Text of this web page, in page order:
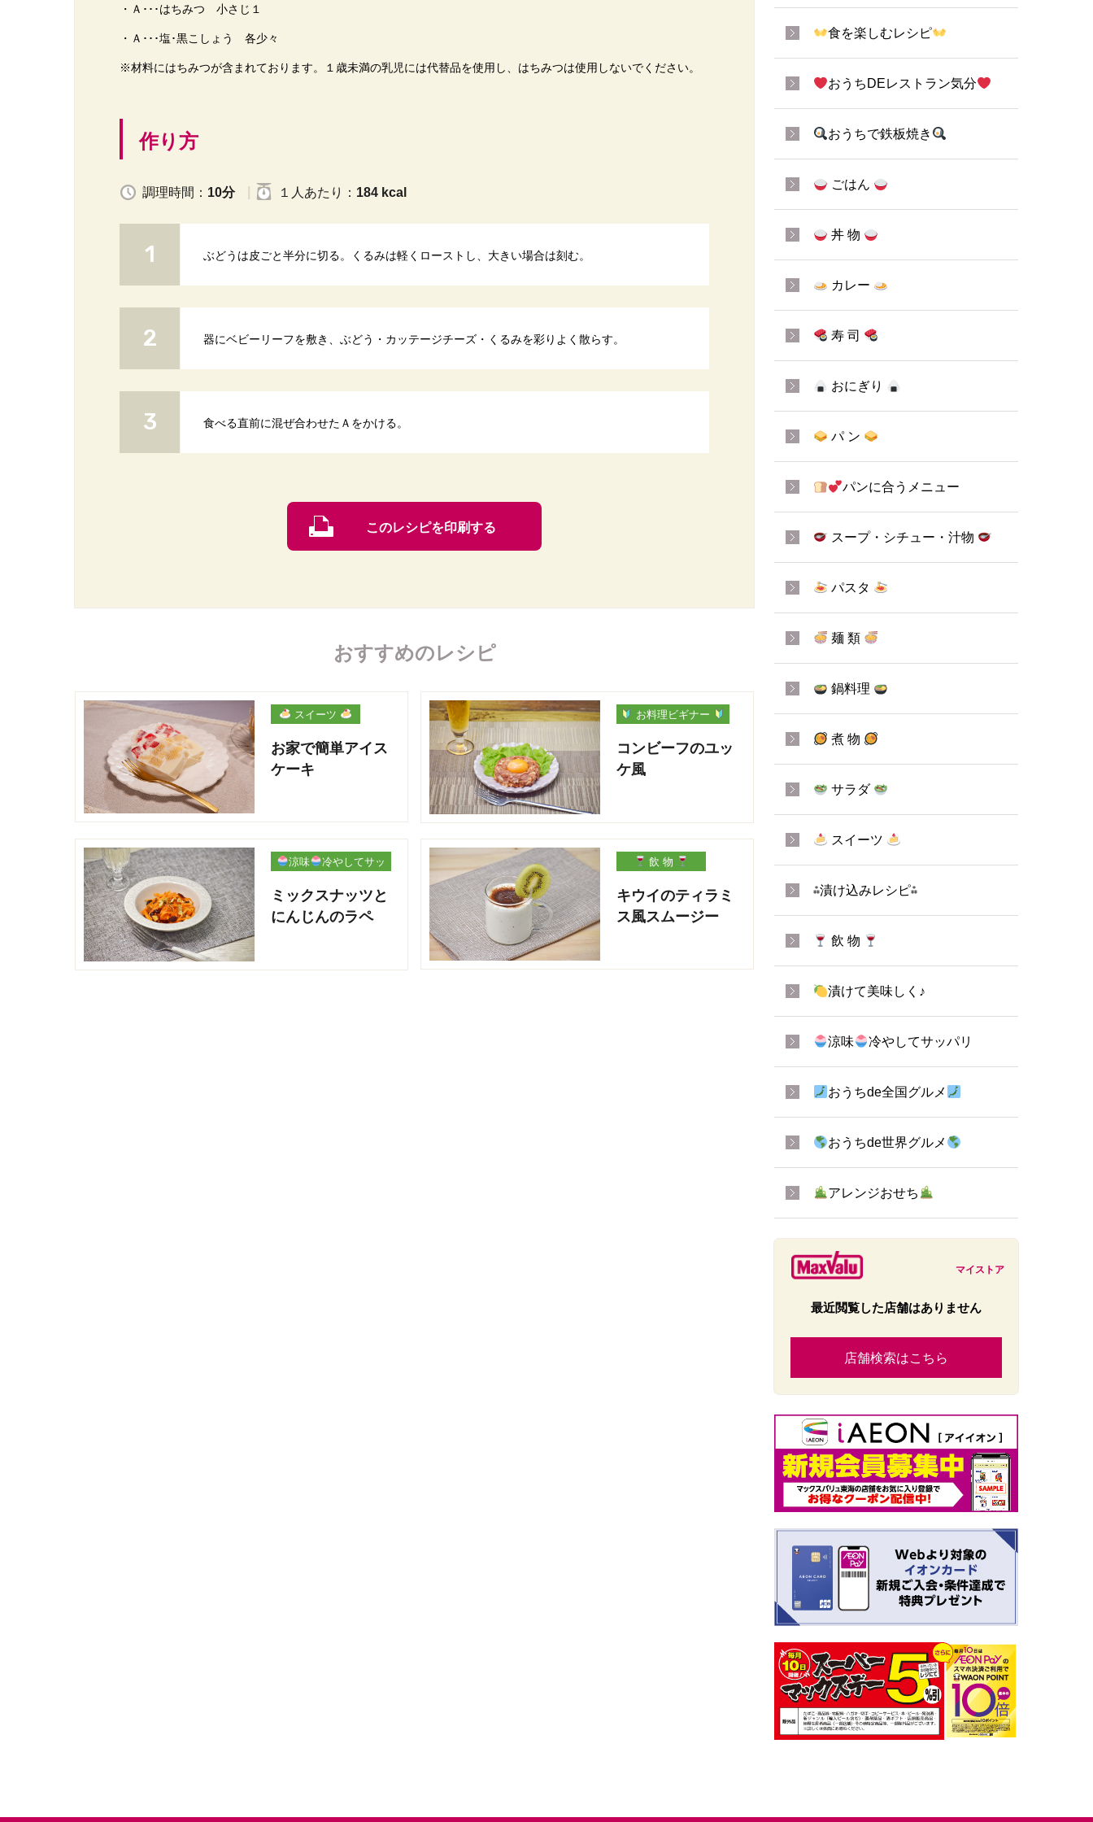
・Ａ･･･はちみつ 小さじ１
・Ａ･･･塩･黒こしょう 各少々
※材料にはちみつが含まれております。１歳未満の乳児には代替品を使用し、はちみつは使用しないでください。
作り方
調理時間： 10分 １人 あたり ： 184 kcal
ぶどうは皮ごと半分に切る。くるみは軽くローストし、大きい場合は刻む。
器にベビーリーフを敷き、ぶどう・カッテージチーズ・くるみを彩りよく散らす。
食べる直前に混ぜ合わせたＡをかける。
このレシピを印刷する
おすすめのレシピ
スイーツ
お家で簡単アイス
ケーキ
お料理ビギナー
コンビーフのユッ
ケ風
涼味
冷やしてサッ
ミックスナッツと
にんじんのラペ
飲 物
キウイのティラミ
ス風スムージー
食を楽しむレシピ
おうちDEレストラン気分
おうちで鉄板焼き
ごはん
丼 物
カレー
寿 司
おにぎり
パ ン
パンに合うメニュー
スープ・シチュー・汁物
パスタ
麺 類
鍋料理
煮 物
サラダ
スイーツ
⁂漬け込みレシピ⁂
飲 物
漬けて美味しく♪
涼味 冷やしてサッパリ
おうちde全国グルメ
おうちde世界グルメ
アレンジおせち
マイストア
最近閲覧した店舗はありません
店舗検索はこちら